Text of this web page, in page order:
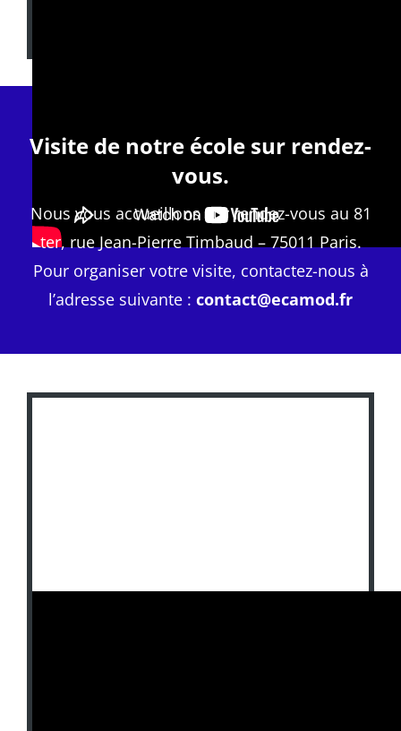
Visite de notre école sur rendez-
vous.
Nous vous accueillons sur rendez-vous au 81
ter, rue Jean-Pierre Timbaud – 75011 Paris.
Pour organiser votre visite, contactez-nous à
l’adresse suivante : contact@ecamod.fr